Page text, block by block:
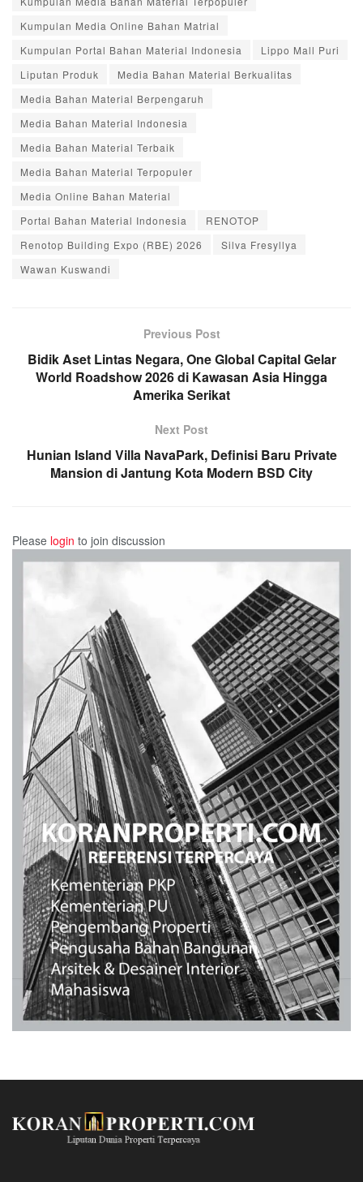
Kumpulan Media Online Bahan Matrial
Kumpulan Portal Bahan Material Indonesia
Lippo Mall Puri
Liputan Produk
Media Bahan Material Berkualitas
Media Bahan Material Berpengaruh
Media Bahan Material Indonesia
Media Bahan Material Terbaik
Media Bahan Material Terpopuler
Media Online Bahan Material
Portal Bahan Material Indonesia
RENOTOP
Renotop Building Expo (RBE) 2026
Silva Fresyllya
Wawan Kuswandi
Previous Post
Bidik Aset Lintas Negara, One Global Capital Gelar
World Roadshow 2026 di Kawasan Asia Hingga
Amerika Serikat
Next Post
Hunian Island Villa NavaPark, Definisi Baru Private
Mansion di Jantung Kota Modern BSD City
Please login to join discussion